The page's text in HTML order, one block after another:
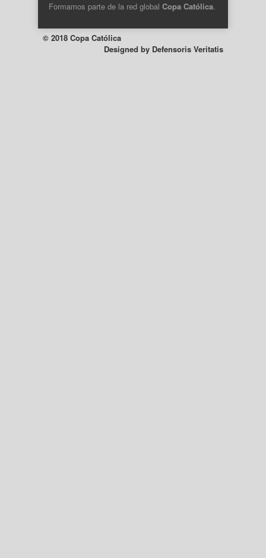
Formamos parte de la red global Copa Católica.
© 2018 Copa Católica
Designed by Defensoris Veritatis